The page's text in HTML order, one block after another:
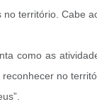
território. Cabe
como as
no